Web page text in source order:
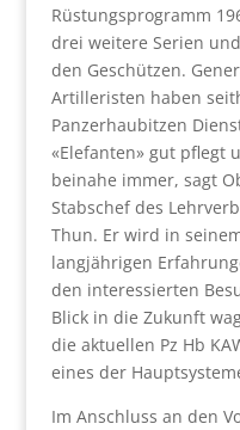
Rüstungsprogramm
drei weitere Serien
den Geschützen.
Artilleristen haben
Panzerhaubitzen
«Elefanten» gut pflegt
beinahe immer, sagt
Stabschef des
Thun. Er wird in
langjährigen
den interessierten
Blick in die Zukunft
die aktuellen Pz Hb
eines der
Im Anschluss an den